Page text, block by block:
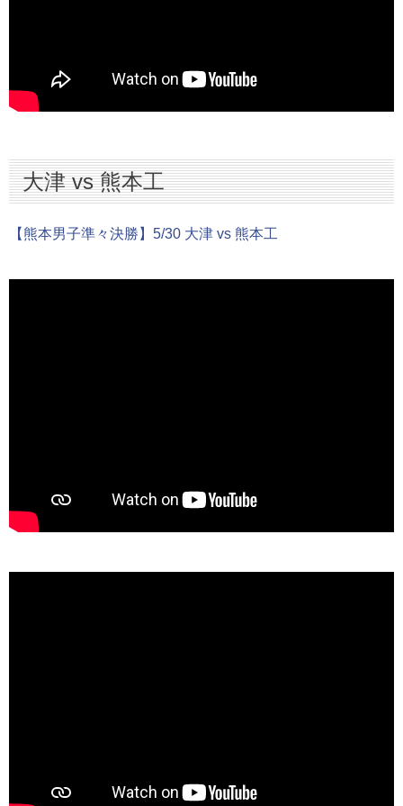
大津 vs 熊本工
【熊本男子準々決勝】5/30 大津 vs 熊本工